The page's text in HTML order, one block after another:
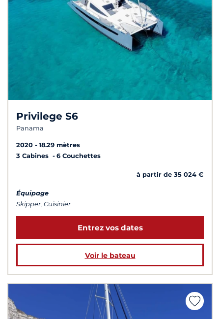
Privilege S6
Panama
2020
18.29 mètres
3 Cabines
6 Couchettes
à partir de 35 024 €
Équipage
Skipper, Cuisinier
Entrez vos dates
Voir le bateau